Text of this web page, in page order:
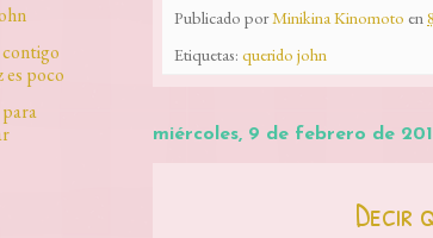
Publicado porMinikina Kinomoto en
Etiquetas: querido john
miércoles, 9 de febrero de
Decir
es poco